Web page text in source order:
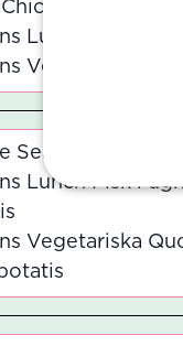
Out
Lunch
Vegetariska
Sea
Lunch Fisk i
Vegetariska